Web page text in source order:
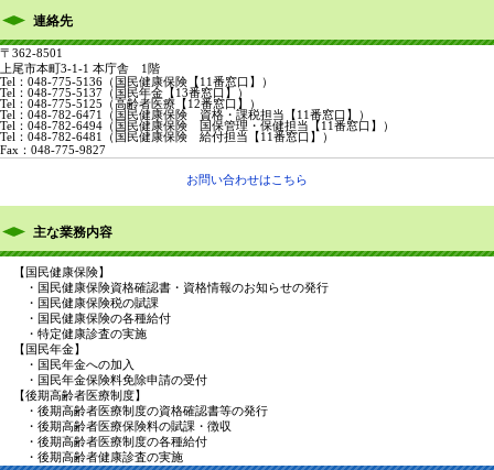
連絡先
〒362-8501
上尾市本町3-1-1 本庁舎 1階
Tel：048-775-5136 （国民健康保険【11番窓口】）
Tel：048-775-5137 （国民年金【13番窓口】）
Tel：048-775-5125 （高齢者医療【12番窓口】）
Tel：048-782-6471
（国民健康保険 資格・課税担当【11番窓口】）
Tel：048-782-6494 （国民健康保険 国保管理・保健担当【11番窓口】）
Tel：048-782-6481
（国民健康保険 給付担当【11番窓口】）
Fax：048-775-9827
お問い合わせはこちら
主な業務内容
【国民健康保険】
・国民健康保険資格確認書・資格情報のお知らせの発行
・国民健康保険税の賦課
・国民健康保険の各種給付
・特定健康診査の実施
【国民年金】
・国民年金への加入
・国民年金保険料免除申請の受付
【後期高齢者医療制度】
・後期高齢者医療制度の資格確認書等の発行
・後期高齢者医療保険料の賦課・徴収
・後期高齢者医療制度の各種給付
・後期高齢者健康診査の実施